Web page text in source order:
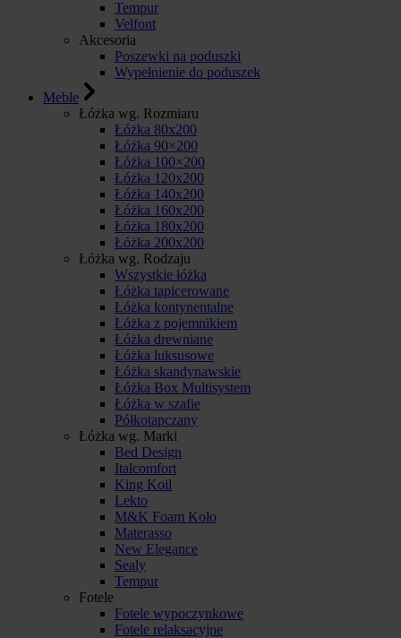
Tempur
Velfont
Akcesoria
Poszewki na poduszki
Wypełnienie do poduszek
Meble
Łóżka wg. Rozmiaru
Łóżka 80x200
Łóżka 90×200
Łóżka 100×200
Łóżka 120x200
Łóżka 140x200
Łóżka 160x200
Łóżka 180x200
Łóżka 200x200
Łóżka wg. Rodzaju
Wszystkie łóżka
Łóżka tapicerowane
Łóżka kontynentalne
Łóżka z pojemnikiem
Łóżka drewniane
Łóżka luksusowe
Łóżka skandynawskie
Łóżka Box Multisystem
Łóżka w szafie
Półkotapczany
Łóżka wg. Marki
Bed Design
Italcomfort
King Koil
Lekto
M&K Foam Koło
Materasso
New Elegance
Sealy
Tempur
Fotele
Fotele wypoczynkowe
Fotele relaksacyjne